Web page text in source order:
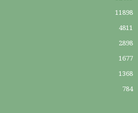
11898
4811
2898
1677
1368
784